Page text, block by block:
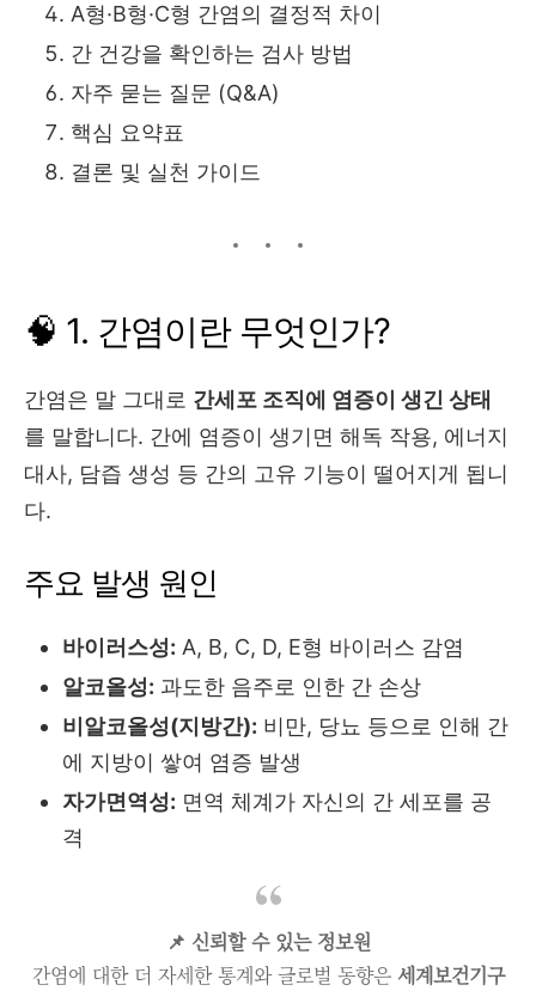
A형·B형·C형 간염의 결정적 차이
간 건강을 확인하는 검사 방법
자주 묻는 질문 (Q&A)
핵심 요약표
결론 및 실천 가이드
🧠 1. 간염이란 무엇인가?
간염은 말 그대로 간세포 조직에 염증이 생긴 상태
를 말합니다. 간에 염증이 생기면 해독 작용, 에너지
대사, 담즙 생성 등 간의 고유 기능이 떨어지게 됩니
다.
주요 발생 원인
바이러스성: A, B, C, D, E형 바이러스 감염
알코올성: 과도한 음주로 인한 간 손상
비알코올성(지방간): 비만, 당뇨 등으로 인해 간
에 지방이 쌓여 염증 발생
자가면역성: 면역 체계가 자신의 간 세포를 공
격
📌 신뢰할 수 있는 정보원
간염에 대한 더 자세한 통계와 글로벌 동향은 세계보건기구